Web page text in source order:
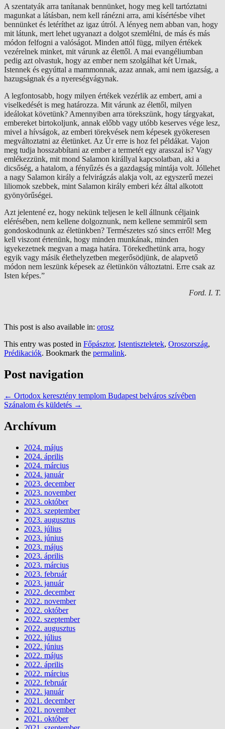
A szentatyák arra tanítanak bennünket, hogy meg kell tartóztatni
magunkat a látásban, nem kell ránézni arra, ami kísértésbe vihet
bennünket és letéríthet az igaz útról. A lényeg nem abban van, hogy
mit látunk, mert lehet ugyanazt a dolgot szemlélni, de más és más
módon felfogni a valóságot. Minden attól függ, milyen értékek
vezérelnek minket, mit várunk az élettől. A mai evangéliumban
pedig azt olvastuk, hogy az ember nem szolgálhat két Urnak,
Istennek és egyúttal a mammonnak, azaz annak, ami nem igazság, a
hazugságnak és a nyereségvágynak.
A legfontosabb, hogy milyen értékek vezérlik az embert, ami a
viselkedését is meg határozza. Mit várunk az élettől, milyen
ideálokat követünk? Amennyiben arra törekszünk, hogy tárgyakat,
embereket birtokoljunk, annak előbb vagy utóbb keserves vége lesz,
mivel a hívságok, az emberi törekvések nem képesek gyökeresen
megváltoztatni az életünket. Az Úr erre is hoz fel példákat. Vajon
meg tudja hosszabbítani az ember a termetét egy arasszal is? Vagy
emlékezzünk, mit mond Salamon királlyal kapcsolatban, aki a
dicsőség, a hatalom, a fényűzés és a gazdagság mintája volt. Jóllehet
a nagy Salamon király a felvirágzás alakja volt, az egyszerű mezei
liliomok szebbek, mint Salamon király emberi kéz által alkotott
gyönyörűségei.
Azt jelentené ez, hogy nekünk teljesen le kell állnunk céljaink
elérésében, nem kellene dolgoznunk, nem kellene semmiről sem
gondoskodnunk az életünkben? Természetes szó sincs erről! Meg
kell viszont értenünk, hogy minden munkának, minden
igyekezetnek megvan a maga határa. Törekedhetünk arra, hogy
egyik vagy másik élethelyzetben megerősödjünk, de alapvető
módon nem leszünk képesek az életünkön változtatni. Erre csak az
Isten képes.”
Ford. I. T.
This post is also available in: orosz
This entry was posted in Főpásztor, Istentiszteletek, Oroszország,
Prédikaciók. Bookmark the permalink.
Post navigation
← Ortodox keresztény templom Budapest belváros szívében
Szánalom és küldetés →
Archívum
2024. május
2024. április
2024. március
2024. január
2023. december
2023. november
2023. október
2023. szeptember
2023. augusztus
2023. július
2023. június
2023. május
2023. április
2023. március
2023. február
2023. január
2022. december
2022. november
2022. október
2022. szeptember
2022. augusztus
2022. július
2022. június
2022. május
2022. április
2022. március
2022. február
2022. január
2021. december
2021. november
2021. október